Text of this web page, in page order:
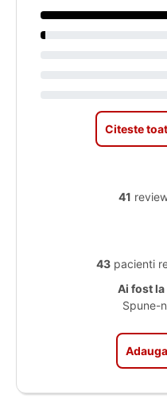
Citeste
41
43pacienti
Ai fost
Spune-